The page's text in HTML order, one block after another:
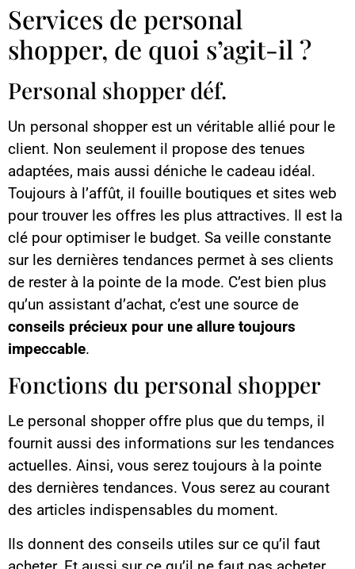
Services de personal
shopper, de quoi s’agit-il ?
Personal shopper déf.
Un personal shopper est un véritable allié pour le
client. Non seulement il propose des tenues
adaptées, mais aussi déniche le cadeau idéal.
Toujours à l’affût, il fouille boutiques et sites web
pour trouver les offres les plus attractives. Il est la
clé pour optimiser le budget. Sa veille constante
sur les dernières tendances permet à ses clients
de rester à la pointe de la mode. C’est bien plus
qu’un assistant d’achat, c’est une source de
conseils précieux pour une allure toujours
impeccable.
Fonctions du personal shopper
Le personal shopper offre plus que du temps, il
fournit aussi des informations sur les tendances
actuelles. Ainsi, vous serez toujours à la pointe
des dernières tendances. Vous serez au courant
des articles indispensables du moment.
Ils donnent des conseils utiles sur ce qu’il faut